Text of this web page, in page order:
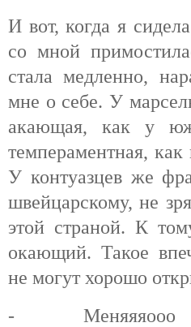
И вот, когда я
со мной
стала медленно,
мне о себе. У
акающая, как у
темпераментная, как
У контуазцев же
швейцарскому, не
этой страной. К
окающий. Такое
не могут хорошо
- Меняяяооо